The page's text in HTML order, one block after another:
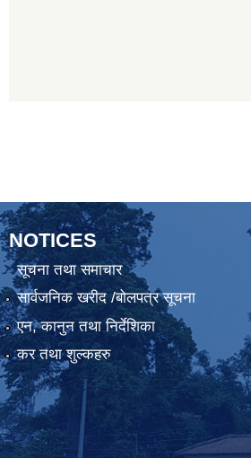
NOTICES
सूचना तथा समाचार
सार्वजनिक खरीद /बोलपत्र सूचना
एन, कानुन तथा निर्देशिका
कर तथा शुल्कहरु